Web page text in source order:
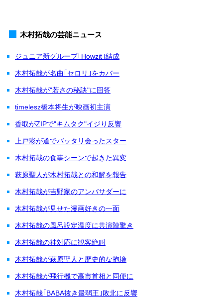
木村拓哉の芸能ニュース
ジュニア新グループ｢Howzit｣結成
木村拓哉が名曲｢セロリ｣をカバー
木村拓哉が"若さの秘訣"に回答
timelesz橋本将生が映画初主演
香取がZIPで"キムタク"イジり反響
上戸彩が道でバッタリ会ったスター
木村拓哉の食事シーンで起きた異変
萩原聖人が木村拓哉との和解を報告
木村拓哉が吉野家のアンバサダーに
木村拓哉が見せた漫画好きの一面
木村拓哉の風呂設定温度に共演陣驚き
木村拓哉の神対応に観客絶叫
木村拓哉が萩原聖人と歴史的な抱擁
木村拓哉が飛行機で高市首相と同便に
木村拓哉｢BABA抜き最弱王｣敗北に反響